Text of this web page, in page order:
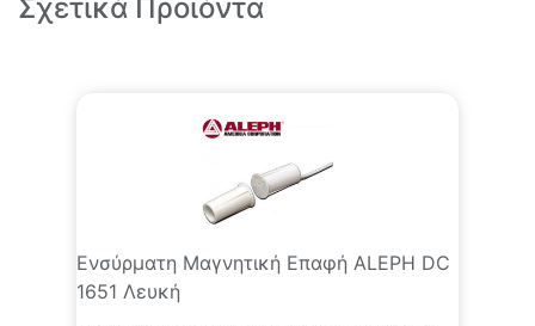
Σχετικά Προϊόντα
Ενσύρματη Μαγνητική Επαφή ALEPH DC
1651 Λευκή